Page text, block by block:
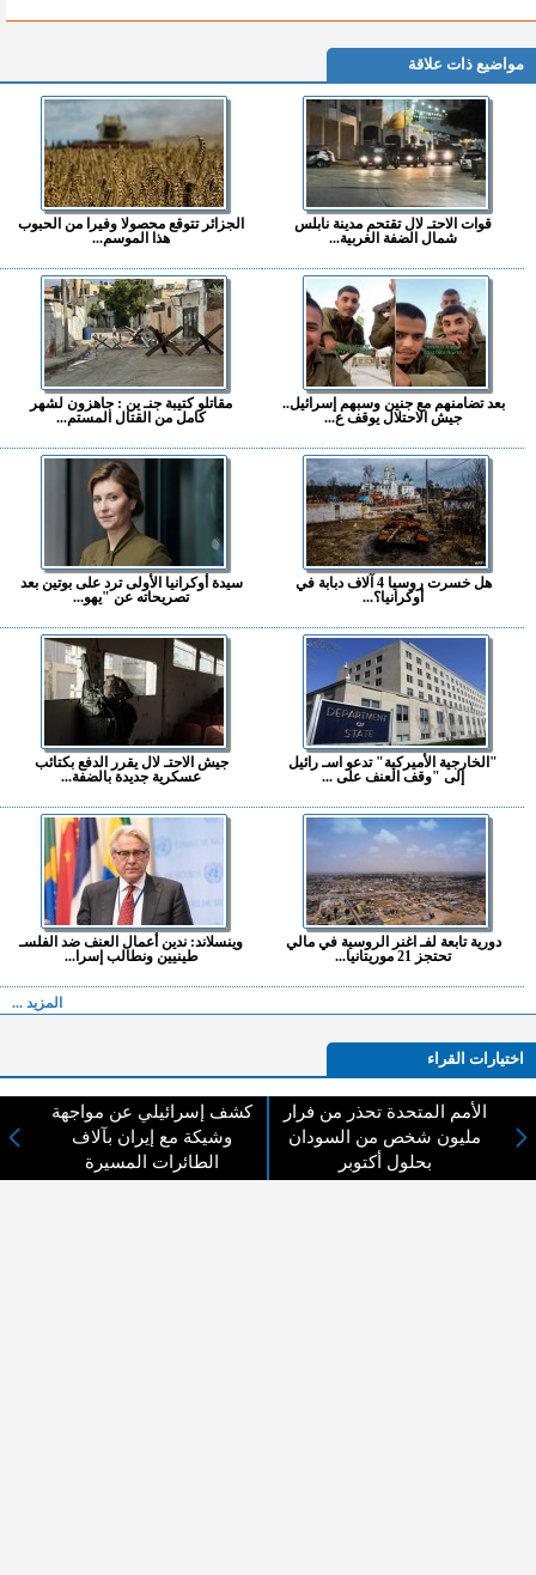
مواضيع ذات علاقة
قوات الاحتـ لال تقتحم مدينة نابلس
شمال الضفة الغربية...
الجزائر تتوقع محصولا وفيرا من الحبوب
هذا الموسم...
بعد تضامنهم مع جنين وسبهم إسرائيل..
جيش الاحتلال يوقف ع...
مقاتلو كتيبة جنـ ين : جاهزون لشهر
كامل من القتال المستم...
هل خسرت روسيا 4 آلاف دبابة في
أوكرانيا؟...
سيدة أوكرانيا الأولى ترد على بوتين بعد
تصريحاته عن "يهو...
"الخارجية الأميركية" تدعو اسـ رائيل
إلى "وقف العنف على ...
جيش الاحتـ لال يقرر الدفع بكتائب
عسكرية جديدة بالضفة...
دورية تابعة لفـ اغنر الروسية في مالي
تحتجز 21 موريتانيا...
وينسلاند: ندين أعمال العنف ضد الفلسـ
طينيين ونطالب إسرا...
المزيد ...
اختيارات القراء
الأمم المتحدة تحذر من فرار
مليون شخص من السودان
بحلول أكتوبر
كشف إسرائيلي عن مواجهة
وشيكة مع إيران بآلاف
الطائرات المسيرة